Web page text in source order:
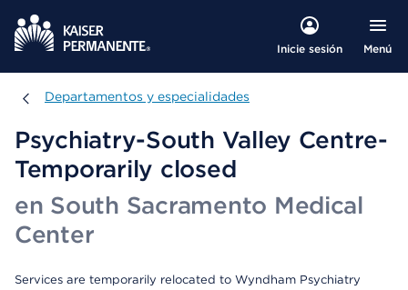
Inicie sesión Menú
Departamentos y especialidades
Departamentos y especialidades
Psychiatry-South Valley Centre-
Temporarily closed
en South Sacramento Medical
Center
Services are temporarily relocated to Wyndham Psychiatry